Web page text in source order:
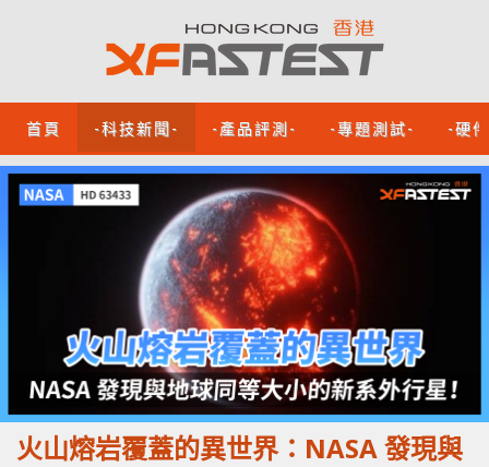
首頁 -科技新聞- -產品評測- -專題測試- -硬
火山熔岩覆蓋的異世界：NASA 發現與